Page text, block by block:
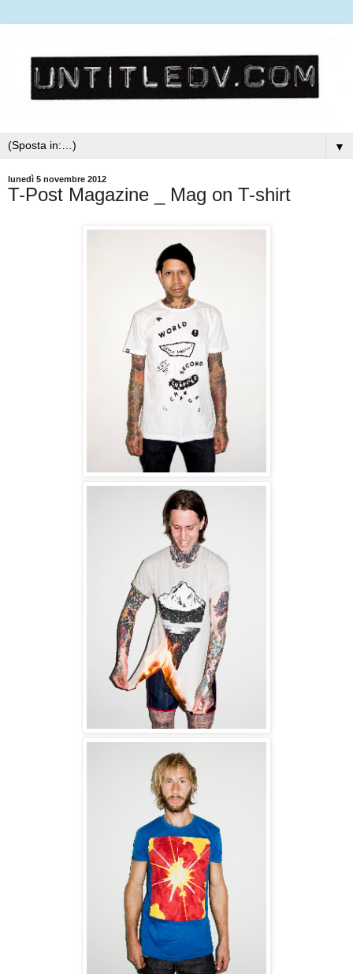
▼
lunedì 5 novembre 2012
T-Post Magazine _ Mag on T-shirt